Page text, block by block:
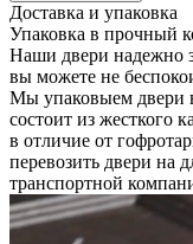
Доставка и упаковка
Упаковка в прочный
Наши двери надежно
вы можете не
Мы упаковыем двери
состоит из жесткого
в отличие от
перевозить двери на
транспортной